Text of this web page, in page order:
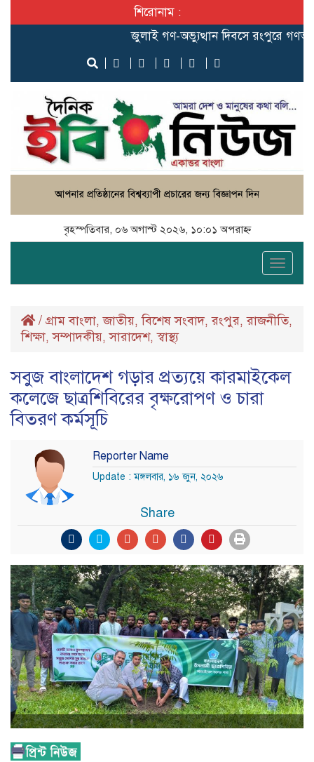
শিরোনাম :
‎জুলাই গণ-অভ্যুত্থান দিবসে রংপুরে গণঅধিকার
বৃহস্পতিবার, ০৬ অগাস্ট ২০২৬, ১০:০১ অপরাহ্ন
Toggle
/ গ্রাম বাংলা,জাতীয়,বিশেষ সংবাদ,রংপুর,রাজনীতি,
শিক্ষা,সম্পাদকীয়,সারাদেশ,স্বাস্থ্য
সবুজ বাংলাদেশ গড়ার প্রত্যয়ে কারমাইকেল
কলেজে ছাত্রশিবিরের বৃক্ষরোপণ ও চারা
বিতরণ কর্মসূচি
Reporter Name
Update : মঙ্গলবার, ১৬ জুন, ২০২৬
Share